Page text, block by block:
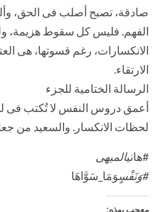
صادقة، تصبح أصلب فى الحق،
الفهم. فليس كل سقوط هزيمة،
الانكسارات، رغم قسوتها، هى
الارتقاء.
الرسالة الختامية للجزء
أعمق دروس النفس لا تُكتب فى
لحظات الانكسار. والسعيد من جعل
#هانيالميهى
#وَنَفْسٍوَمَا_سَوَّاهَا
معجب بهذه: